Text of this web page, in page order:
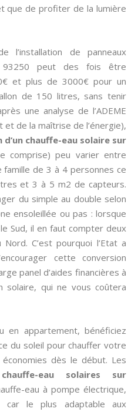
que de profiter de la lumière
l’installation de panneaux
93250 peut des fois être
et plus de 3000€ pour un
de 150 litres, sans tenir
une analyse de l’ADEME
et de la maîtrise de l’énergie),
d’un chauffe-eau solaire sur
comprise) peu varier entre
de 3 à 4 personnes ce
et 3 à 5 m2 de capteurs.
du simple au double selon
ensoleillée ou pas : lorsque
Sud, il en faut compter deux
C’est pourquoi l’Etat a
cette conversion
panel d’aides financières à
solaire, qui ne vous coûtera
en appartement, bénéficiez
du soleil pour chauffer votre
dès le début. Les
chauffe-eau solaires sur
eau à pompe électrique,
le plus adaptable aux